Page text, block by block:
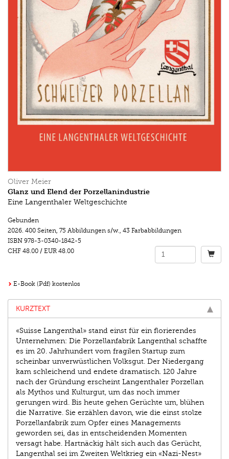
Oliver Meier
Glanz und Elend der Porzellanindustrie
Eine Langenthaler Weltgeschichte
Gebunden
2026. 400 Seiten 75 Abbildungen s/w. 43 Farbabbildungen
ISBN 978-3-0340-1842-5
CHF 48.00 / EUR 48.00
E-Book (Pdf) kostenlos
KURZTEXT
«Suisse Langenthal» stand einst für ein florierendes
Unternehmen: Die Porzellanfabrik Langenthal schaffte
es im 20. Jahrhundert vom fragilen Startup zum
scheinbar unverwüstlichen Volksgut. Der Niedergang
kam schleichend und endete dramatisch. 120 Jahre
nach der Gründung erscheint Langenthaler Porzellan
als Mythos und Kulturgut, um das noch immer
gerungen wird. Bis heute gehen Gerüchte um, blühen
die Narrative. Sie erzählen davon, wie die einst stolze
Porzellanfabrik zum Opfer eines Managements
geworden sei, das in entscheidenden Momenten
versagt habe. Hartnäckig hält sich auch das Gerücht,
Langenthal sei im Zweiten Weltkrieg ein «Nazi-Nest»